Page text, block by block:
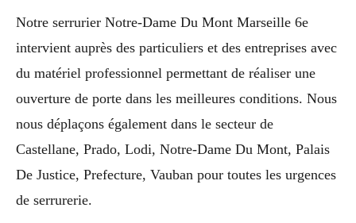
Notre serrurier Notre-Dame Du Mont Marseille 6e
intervient auprès des particuliers et des entreprises avec
du matériel professionnel permettant de réaliser une
ouverture de porte dans les meilleures conditions. Nous
nous déplaçons également dans le secteur de
Castellane, Prado, Lodi, Notre-Dame Du Mont, Palais
De Justice, Prefecture, Vauban pour toutes les urgences
de serrurerie.